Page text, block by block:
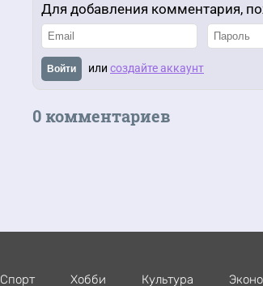
Для добавления комментария,
Войти или создайте аккаунт
0 комментариев
Спорт Хобби Культура